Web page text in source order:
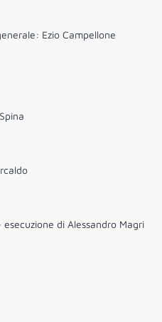
Ezio Campellone
di Alessandro Magri